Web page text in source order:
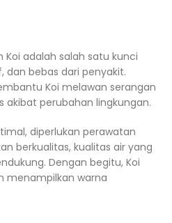
adalah salah satu kunci
dan bebas dari penyakit.
Koi melawan serangan
akibat perubahan lingkungan.
diperlukan perawatan
berkualitas, kualitas air yang
Dengan begitu, Koi
menampilkan warna